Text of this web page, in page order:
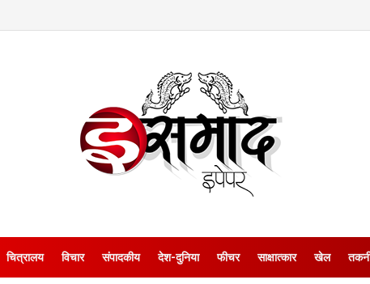
चित्रालय विचार संपादकीय देश-दुनिया फीचर साक्षात्‍कार खेल